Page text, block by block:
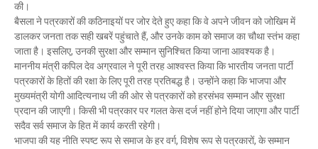
की।
बैसला ने पत्रकारों की कठिनाइयों पर जोर देते हुए कहा कि वे अपने जीवन को जोखिम में
डालकर जनता तक सही खबरें पहुंचाते हैं, और उनके काम को समाज का चौथा स्तंभ कहा
जाता है। इसलिए, उनकी सुरक्षा और सम्मान सुनिश्चित किया जाना आवश्यक है।
माननीय मंत्री कपिल देव अग्रवाल ने पूरी तरह आश्वस्त किया कि भारतीय जनता पार्टी
पत्रकारों के हितों की रक्षा के लिए पूरी तरह प्रतिबद्ध है। उन्होंने कहा कि भाजपा और
मुख्यमंत्री योगी आदित्यनाथ जी की ओर से पत्रकारों को हरसंभव सम्मान और सुरक्षा
प्रदान की जाएगी। किसी भी पत्रकार पर गलत केस दर्ज नहीं होने दिया जाएगा और पार्टी
सदैव सर्व समाज के हित में कार्य करती रहेगी।
भाजपा की यह नीति स्पष्ट रूप से समाज के हर वर्ग, विशेष रूप से पत्रकारों, के सम्मान